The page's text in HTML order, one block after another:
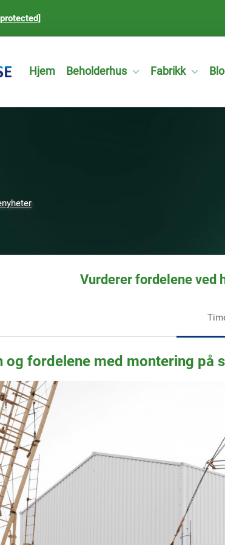
Hjem Beholderhus Fabrikk
Vurderer fordelene ved
og fordelene med montering på